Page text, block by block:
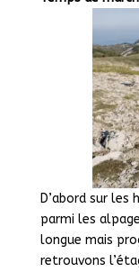
D’abord sur les
parmi les
longue mais
retrouvons